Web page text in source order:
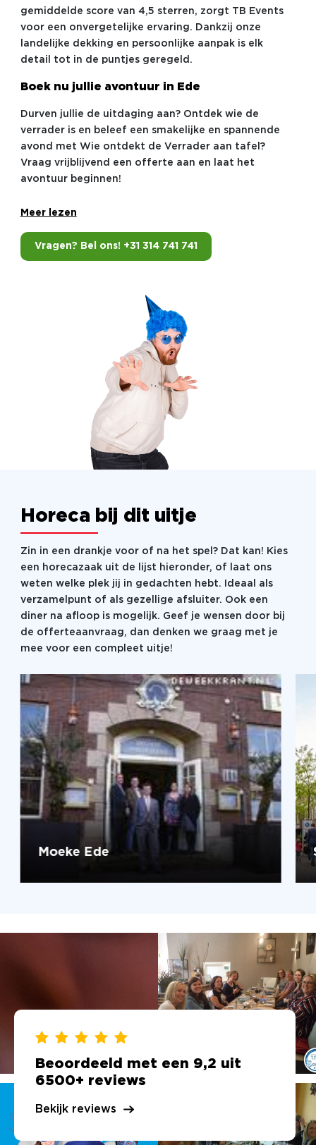
gemiddelde score van 4,5 sterren, zorgt TB Events
voor een onvergetelijke ervaring. Dankzij onze
landelijke dekking en persoonlijke aanpak is elk
detail tot in de puntjes geregeld.
Boek nu jullie avontuur in Ede
Durven jullie de uitdaging aan? Ontdek wie de
verrader is en beleef een smakelijke en spannende
avond met Wie ontdekt de Verrader aan tafel?
Vraag vrijblijvend een offerte aan en laat het
avontuur beginnen!
Meer lezen
Vragen? Bel ons! +31 314 741 741
Horeca bij dit uitje
Zin in een drankje voor of na het spel? Dat kan! Kies
een horecazaak uit de lijst hieronder, of laat ons
weten welke plek jij in gedachten hebt. Ideaal als
verzamelpunt of als gezellige afsluiter. Ook een
diner na afloop is mogelijk. Geef je wensen door bij
de offerteaanvraag, dan denken we graag met je
mee voor een compleet uitje!
Moeke Ede
Beoordeeld met een 9,2 uit
6500+ reviews
Bekijk reviews